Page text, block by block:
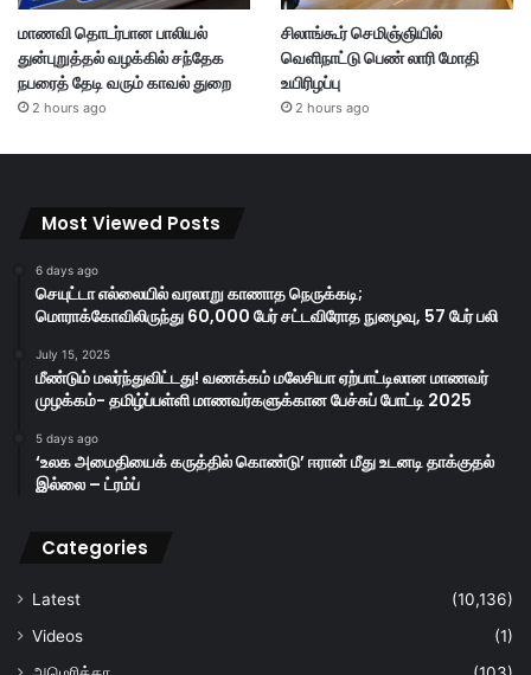
மாணவி தொடர்பான பாலியல்
துன்புறுத்தல் வழக்கில் சந்தேக
நபரைத் தேடி வரும் காவல் துறை
2 hours ago
சிலாங்கூர் செமிஞ்ஞியில்
வெளிநாட்டு பெண் லாரி மோதி
உயிரிழப்பு
2 hours ago
Most Viewed Posts
6 days ago
செயுட்டா எல்லையில் வரலாறு காணாத நெருக்கடி;
மொராக்கோவிலிருந்து 60,000 பேர் சட்டவிரோத நுழைவு, 57 பேர் பலி
July 15, 2025
மீண்டும் மலர்ந்துவிட்டது! வணக்கம் மலேசியா ஏற்பாட்டிலான மாணவர்
முழக்கம்- தமிழ்ப்பள்ளி மாணவர்களுக்கான பேச்சுப் போட்டி 2025
5 days ago
‘உலக அமைதியைக் கருத்தில் கொண்டு’ ஈரான் மீது உடனடி தாக்குதல்
இல்லை – ட்ரம்ப்
Categories
Latest
(10,136)
Videos
(1)